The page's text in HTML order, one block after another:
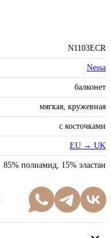
N1103ECR
Nessa
балконет
мягкая, кружевная
с косточками
EU → UK
85% полиамид, 15% эластан